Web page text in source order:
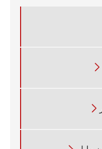

